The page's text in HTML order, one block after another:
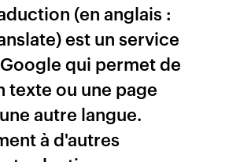
(en anglais :
est un service
qui permet de
texte ou une page
autre langue.
à d'autres